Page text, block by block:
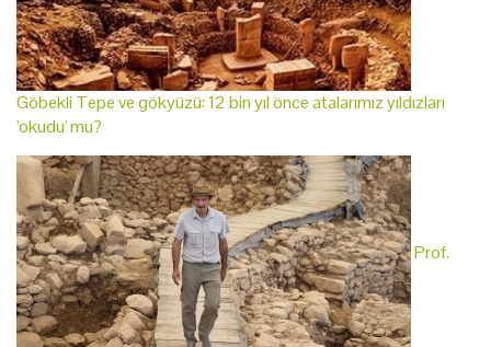
Göbekli Tepe ve gökyüzü: 12 bin yıl önce atalarımız yıldızları
'okudu' mu?
Prof.